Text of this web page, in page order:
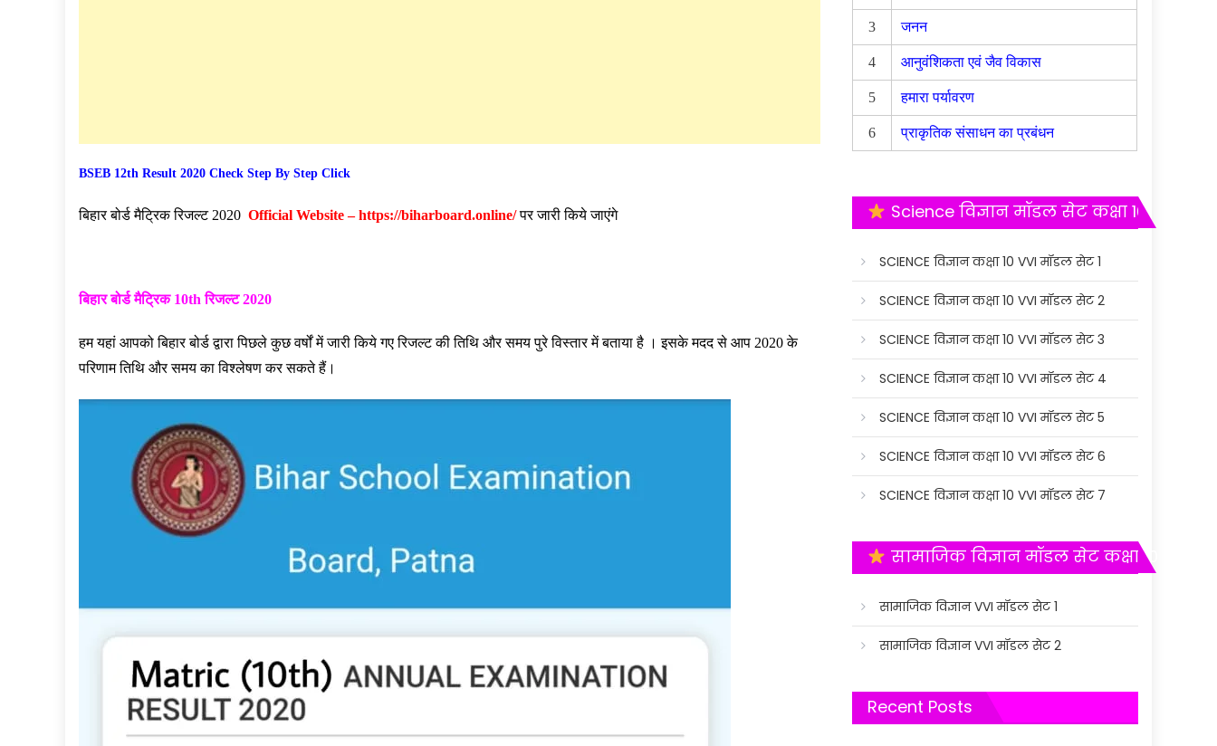
BSEB 12th Result 2020 Check Step By Step Click
बिहार बोर्ड मैट्रिक रिजल्ट 2020 Official Website –https://biharboard.online/ पर जारी किये जाएंगे
बिहार बोर्ड मैट्रिक 10th रिजल्ट 2020
हम यहां आपको बिहार बोर्ड द्वारा पिछले कुछ वर्षों में जारी किये गए रिजल्ट की तिथि और समय पुरे विस्तार में बताया है । इसके मदद से आप 2020 के
परिणाम तिथि और समय का विश्लेषण कर सकते हैं।
3 जनन
4 आनुवंशिकता एवं जैव विकास
5 हमारा पर्यावरण
6 प्राकृतिक संसाधन का प्रबंधन
Science विज्ञान मॉडल सेट कक्षा 10
SCIENCE विज्ञान कक्षा 10 VVI मॉडल सेट 1
SCIENCE विज्ञान कक्षा 10 VVI मॉडल सेट 2
SCIENCE विज्ञान कक्षा 10 VVI मॉडल सेट 3
SCIENCE विज्ञान कक्षा 10 VVI मॉडल सेट 4
SCIENCE विज्ञान कक्षा 10 VVI मॉडल सेट 5
SCIENCE विज्ञान कक्षा 10 VVI मॉडल सेट 6
SCIENCE विज्ञान कक्षा 10 VVI मॉडल सेट 7
सामाजिक विज्ञान मॉडल सेट कक्षा 10
सामाजिक विज्ञान VVI मॉडल सेट 1
सामाजिक विज्ञान VVI मॉडल सेट 2
Recent Posts